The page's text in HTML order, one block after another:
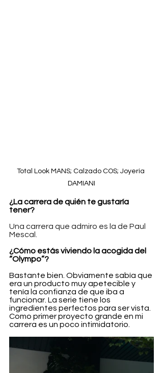
Total Look MANS; Calzado COS; Joyería
DAMIANI
¿La carrera de quién te gustaría
tener?
Una carrera que admiro es la de Paul
Mescal.
¿Cómo estás viviendo la acogida del
“Olympo”?
Bastante bien. Obviamente sabía que
era un producto muy apetecible y
tenía la confianza de que iba a
funcionar. La serie tiene los
ingredientes perfectos para ser vista.
Como primer proyecto grande en mi
carrera es un poco intimidatorio.